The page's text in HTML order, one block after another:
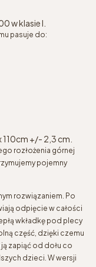
w klasie I.
pasuje do:
+/- 2,3 cm.
rozłożenia górnej
pojemny
rozwiązaniem. Po
odpięcie w całości
wkładkę pod plecy
część, dzięki czemu
zapiąć od dołu co
dzieci. W wersji